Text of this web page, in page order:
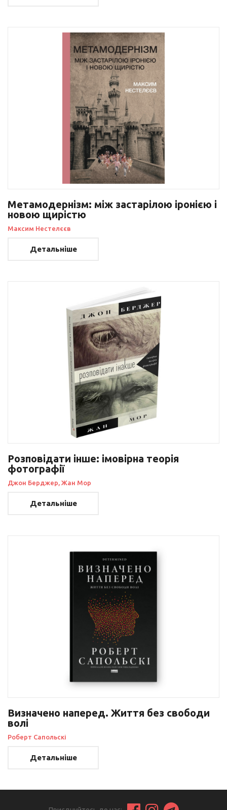
Метамодернізм: між застарілою іронією і
новою щирістю
Максим Нестелєєв
Детальніше
Розповідати інше: імовірна теорія
фотографії
Джон Берджер, Жан Мор
Детальніше
Визначено наперед. Життя без свободи
волі
Роберт Сапольскі
Детальніше